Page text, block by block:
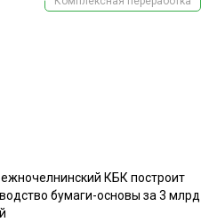
КБК построит
бумаги-основы за 3 млрд